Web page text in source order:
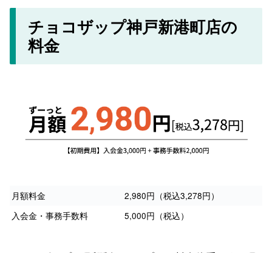
チョコザップ神戸新港町店の
料金
月額料金
2,980円（税込3,278円）
入会金・事務手数料
5,000円（税込）